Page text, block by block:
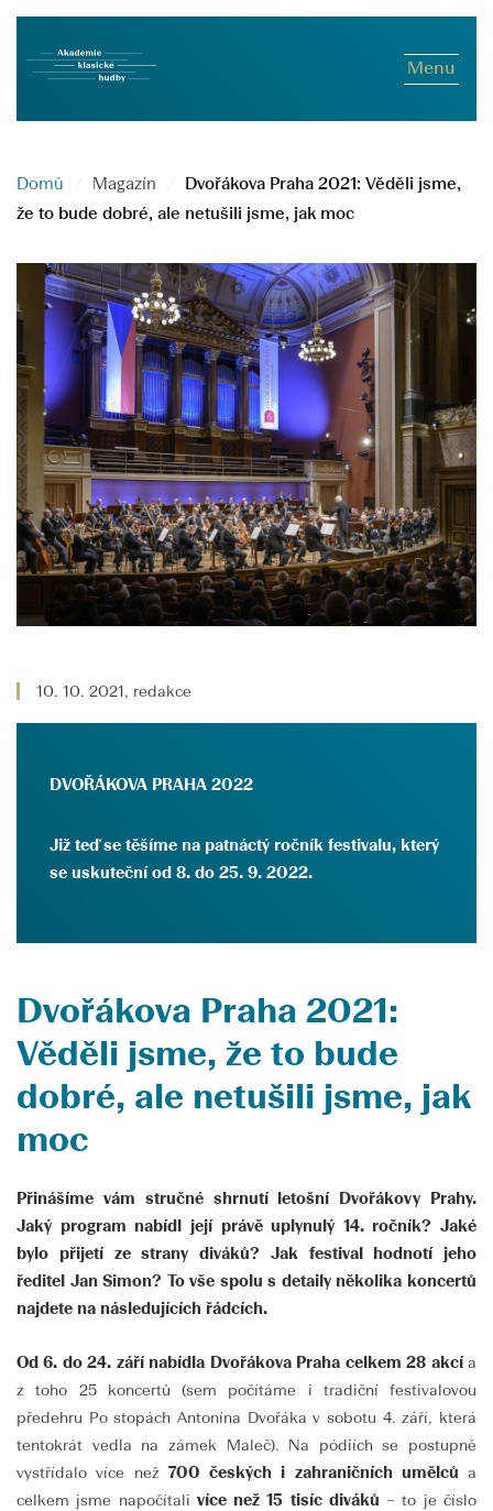
Menu
Domů Magazín
Dvořákova Praha 2021: Věděli jsme,
že to bude dobré, ale netušili jsme, jak moc
10. 10. 2021, redakce
DVOŘÁKOVA PRAHA 2022
Již teď se těšíme na patnáctý ročník festivalu, který
se uskuteční od 8. do 25. 9. 2022.
Dvořákova Praha 2021:
Věděli jsme, že to bude
dobré, ale netušili jsme, jak
moc
Přinášíme vám stručné shrnutí letošní Dvořákovy Prahy.
Jaký program nabídl její právě uplynulý 14. ročník? Jaké
bylo přijetí ze strany diváků? Jak festival hodnotí jeho
ředitel Jan Simon? To vše spolu s detaily několika koncertů
najdete na následujících řádcích.
Od 6. do 24. září nabídla Dvořákova Praha celkem 28 akcía
z toho 25 koncertů (sem počítáme i tradiční festivalovou
předehru Po stopách Antonína Dvořáka v sobotu 4. září, která
tentokrát vedla na zámek Maleč). Na pódiích se postupně
vystřídalo více než 700 českých i zahraničních umělců a
celkem jsme napočítali více než 15 tisíc diváků – to je číslo